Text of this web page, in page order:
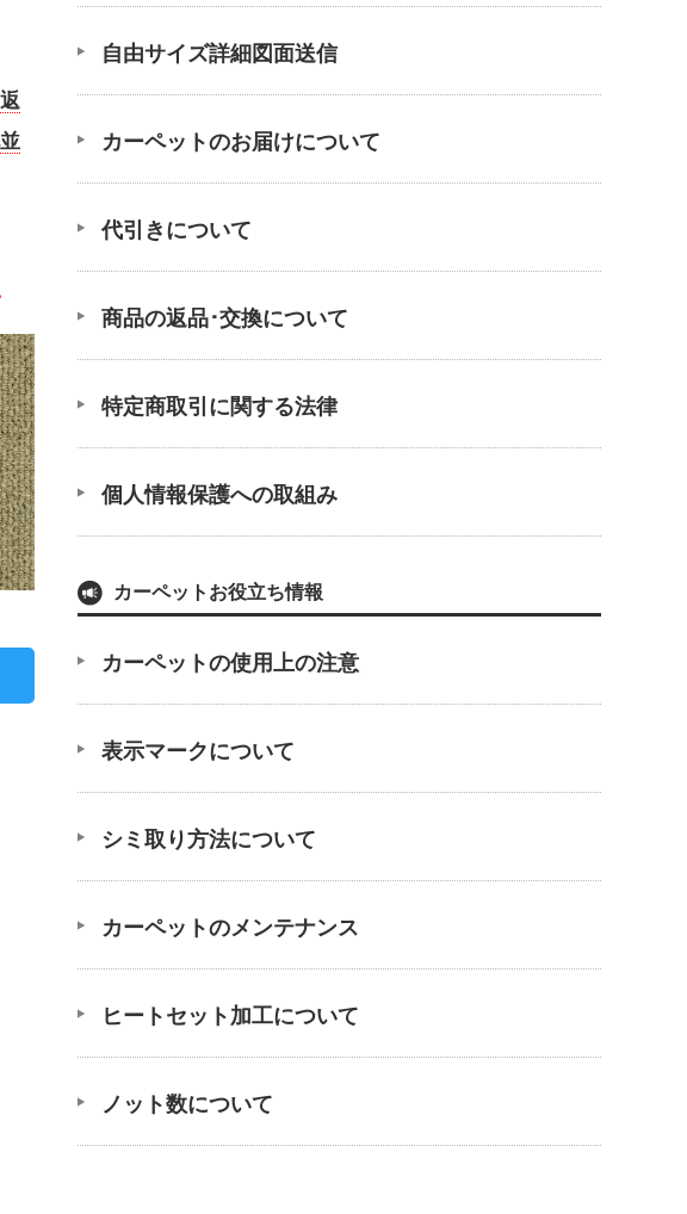
返
自由サイズ詳細図面送信
カーペットのお届けについて
代引きについて
商品の返品･交換について
特定商取引に関する法律
個人情報保護への取組み
カーペットお役立ち情報
カーペットの使用上の注意
表示マークについて
シミ取り方法について
カーペットのメンテナンス
ヒートセット加工について
ノット数について